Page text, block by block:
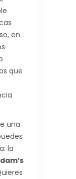
en
que
una
la